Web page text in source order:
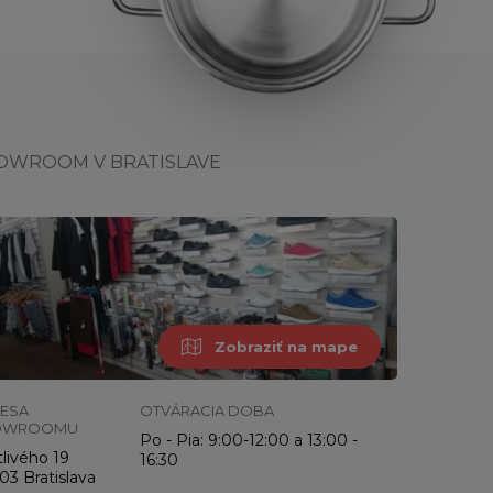
V BRATISLAVE
Zobraziť na mape
19
Bratislava
OTVÁRACIA DOBA
Po - Pia: 9:00-12:00 a 13:00 -
16:30